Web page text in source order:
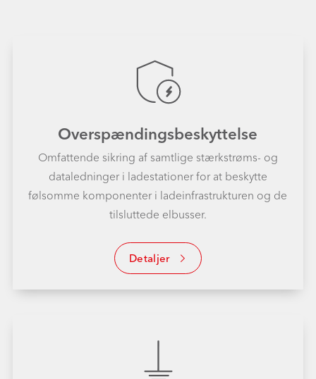
Overspændingsbeskyttelse
Omfattende sikring af samtlige stærkstrøms- og
dataledninger i ladestationer for at beskytte
følsomme komponenter i ladeinfrastrukturen og de
tilsluttede elbusser.
Detaljer